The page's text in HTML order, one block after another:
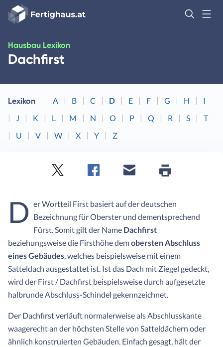
Fertighaus
Logo
Anmelden
Hausbau Lexikon
Dachfirst
Lexikon A B C D E F G H
I
J
K L M N O P Q R S
T
U
V W X Y Z
D er Wortteil First basiert auf der deutschen
Bezeichnung für Oberster und dementsprechend
Fürst. Somit gilt der Name Dachfirst
beziehungsweise die Firsthöhe demobersten Abschluss
eines Gebäudes, welches beispielsweise mit einem
Satteldach ausgestattet ist. Ist das Dach mit Ziegel gedeckt,
wird der First / Dachfirst beispielsweise durch aufgesetzte
halbrunde Abschluss-Schindel gekennzeichnet.
Der Dachfirst verläuft normalerweise als Abschlusskante
waagerecht an der höchsten Stelle von Satteldächern oder
ähnlich konstruierten Gebäuden. Einfach gesagt, hält der